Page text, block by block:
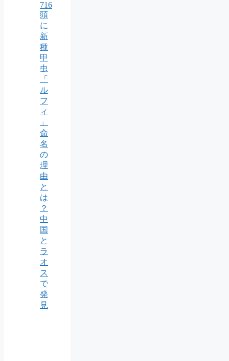
716
頭
に
新
種
甲
虫
「
ル
フ
ィ
」
命
名
の
理
由
と
は
？
中
国
と
ラ
オ
ス
で
発
見